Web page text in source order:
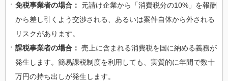
免税事業者の場合：
元請け企業から「消費税分の10%」を報酬
から差し引くよう交渉される、あるいは案件自体から外される
リスクがあります。
課税事業者の場合： 売上に含まれる消費税を国に納める義務が
発生します。簡易課税制度を利用しても、実質的に年間で数十
万円の持ち出しが発生します。